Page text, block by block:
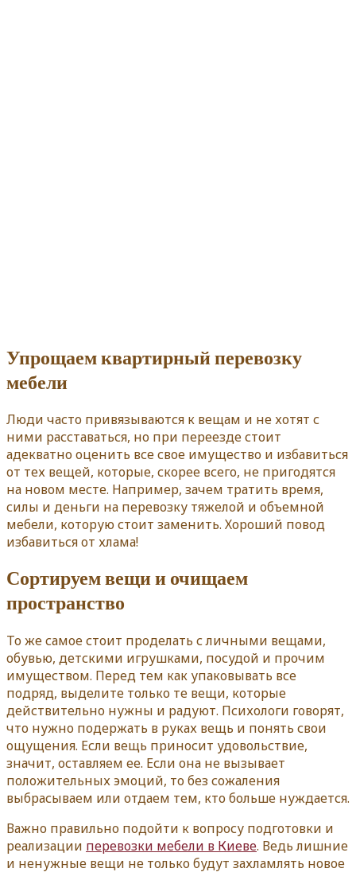
Упрощаем квартирный перевозку
мебели
Люди часто привязываются к вещам и не хотят с
ними расставаться, но при переезде стоит
адекватно оценить все свое имущество и избавиться
от тех вещей, которые, скорее всего, не пригодятся
на новом месте. Например, зачем тратить время,
силы и деньги на перевозку тяжелой и объемной
мебели, которую стоит заменить. Хороший повод
избавиться от хлама!
Сортируем вещи и очищаем
пространство
То же самое стоит проделать с личными вещами,
обувью, детскими игрушками, посудой и прочим
имуществом. Перед тем как упаковывать все
подряд, выделите только те вещи, которые
действительно нужны и радуют. Психологи говорят,
что нужно подержать в руках вещь и понять свои
ощущения. Если вещь приносит удовольствие,
значит, оставляем ее. Если она не вызывает
положительных эмоций, то без сожаления
выбрасываем или отдаем тем, кто больше нуждается.
Важно правильно подойти к вопросу подготовки и
реализации перевозки мебели в Киеве. Ведь лишние
и ненужные вещи не только будут захламлять новое